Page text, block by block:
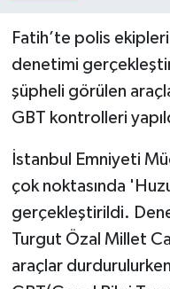
Fatih’te polis
denetimi
şüpheli görülen
GBT kontrolleri
İstanbul Emniyeti
çok noktasında
gerçekleştirildi.
Turgut Özal Millet
araçlar
Sağlık
Yaşam
Yerel